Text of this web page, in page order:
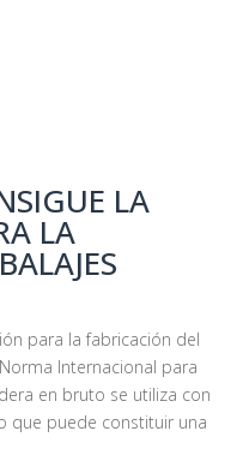
LA
LA
para la fabricación del
Internacional para
en bruto se utiliza con
que puede constituir una